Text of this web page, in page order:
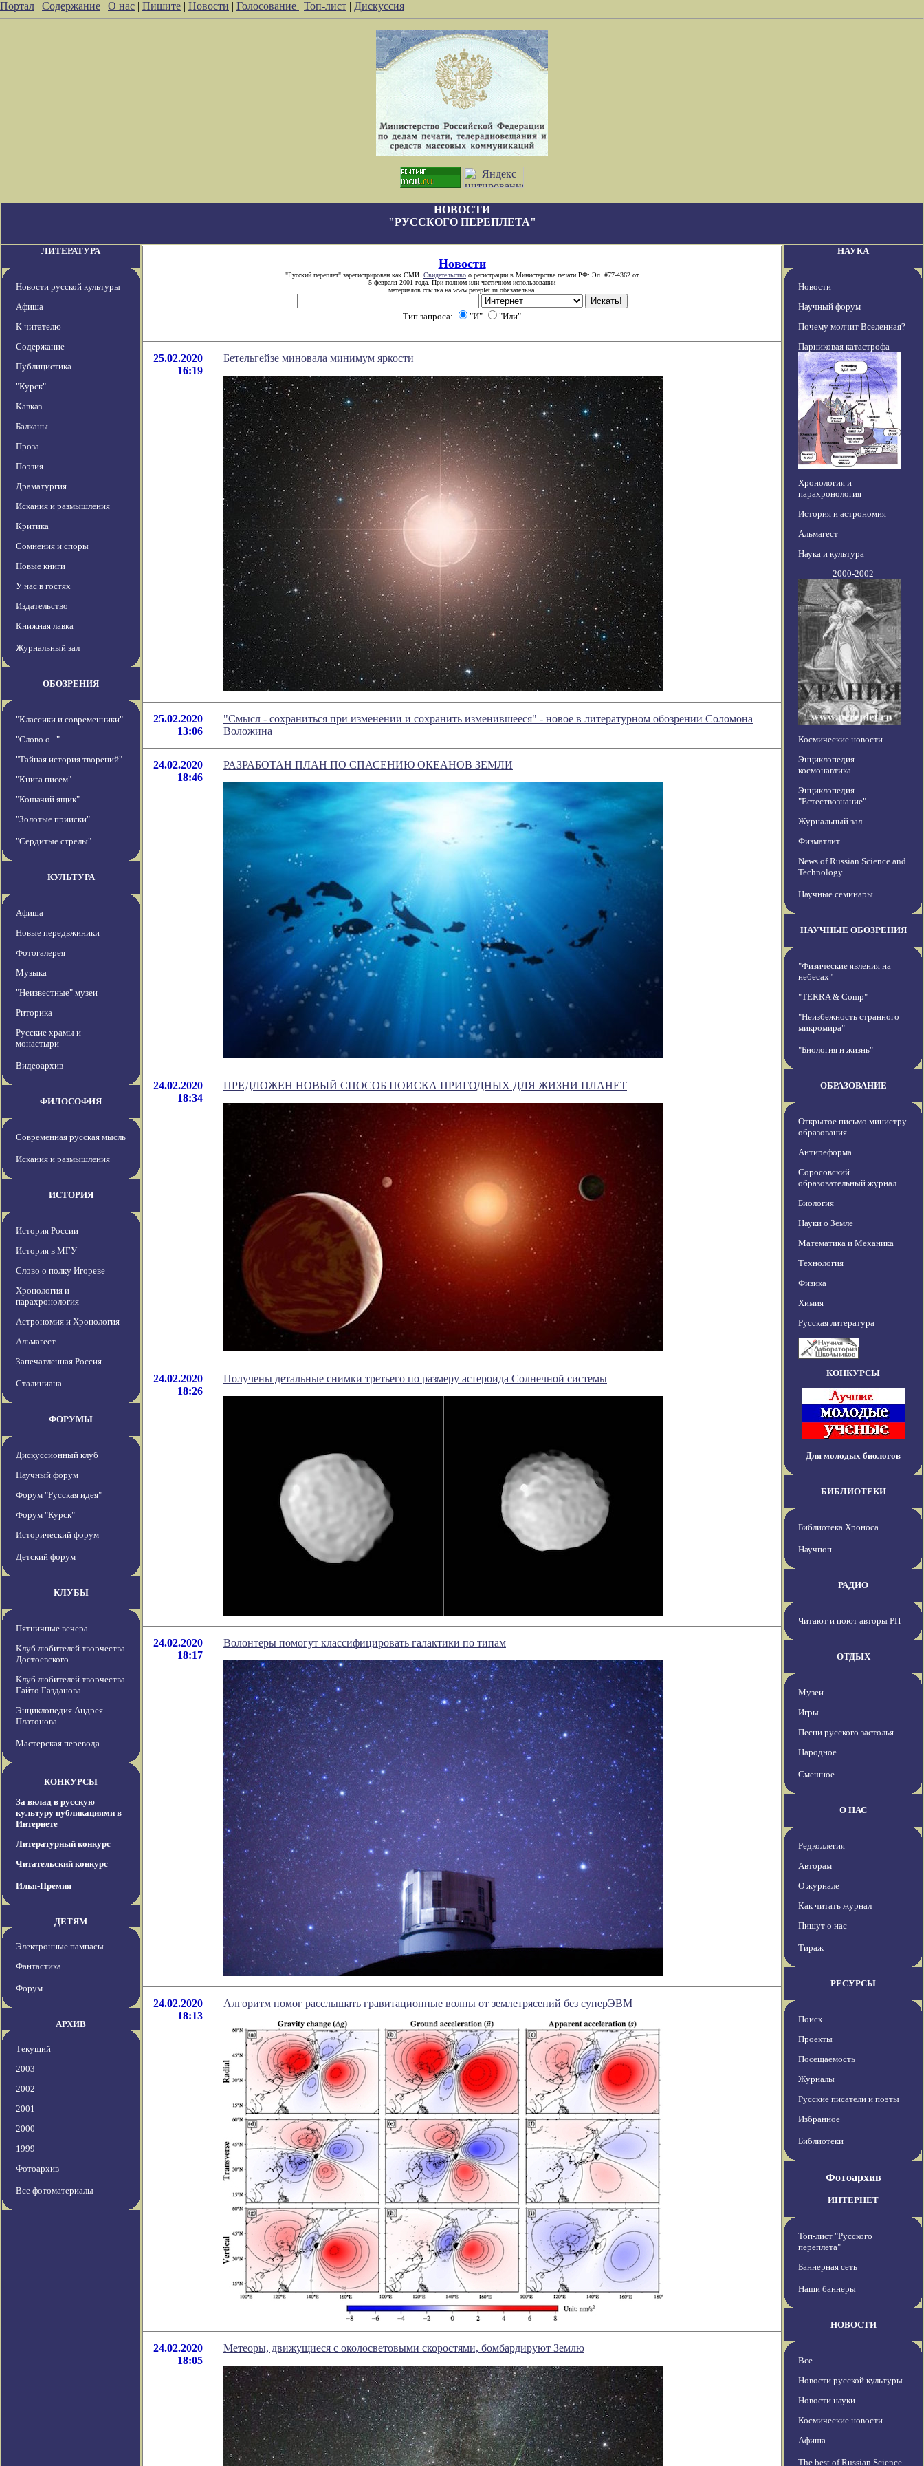
Портал | Содержание | О нас | Пишите | Новости | Голосование | Топ-лист | Дискуссия
НОВОСТИ
"РУССКОГО ПЕРЕПЛЕТА"
ЛИТЕРАТУРА
Новости русской культуры
Афиша
К читателю
Содержание
Публицистика
"Курск"
Кавказ
Балканы
Проза
Поэзия
Драматургия
Искания и размышления
Критика
Сомнения и споры
Новые книги
У нас в гостях
Издательство
Книжная лавка
Журнальный зал
ОБОЗРЕНИЯ
"Классики и современники"
"Слово о..."
"Тайная история творений"
"Книга писем"
"Кошачий ящик"
"Золотые прииски"
"Сердитые стрелы"
КУЛЬТУРА
Афиша
Новые передвжиники
Фотогалерея
Музыка
"Неизвестные" музеи
Риторика
Русские храмы и
монастыри
Видеоархив
ФИЛОСОФИЯ
Современная русская мысль
Искания и размышления
ИСТОРИЯ
История России
История в МГУ
Слово о полку Игореве
Хронология и
парахронология
Астрономия и Хронология
Альмагест
Запечатленная Россия
Сталиниана
ФОРУМЫ
Дискуссионный клуб
Научный форум
Форум "Русская идея"
Форум "Курск"
Исторический форум
Детский форум
КЛУБЫ
Пятничные вечера
Клуб любителей творчества
Достоевского
Клуб любителей творчества
Гайто Газданова
Энциклопедия Андрея
Платонова
Мастерская перевода
КОНКУРСЫ
За вклад в русскую
культуру публикациями в
Интернете
Литературный конкурс
Читательский конкурс
Илья-Премия
ДЕТЯМ
Электронные пампасы
Фантастика
Форум
АРХИВ
Текущий
2003
2002
2001
2000
1999
Фотоархив
Все фотоматериалы
Новости
"Русский переплет" зарегистрирован как СМИ. Свидетельство о регистрации в Министерстве печати РФ: Эл. #77-4362 от
5 февраля 2001 года. При полном или частичном использовании
материалов ссылка на www.pereplet.ru обязательна.
Тип запроса: "И" "Или"
25.02.2020
16:19
Бетельгейзе миновала минимум яркости
25.02.2020
13:06
"Смысл - сохраниться при изменении и сохранить изменившееся" - новое в литературном обозрении Соломона
Воложина
24.02.2020
18:46
РАЗРАБОТАН ПЛАН ПО СПАСЕНИЮ ОКЕАНОВ ЗЕМЛИ
24.02.2020
18:34
ПРЕДЛОЖЕН НОВЫЙ СПОСОБ ПОИСКА ПРИГОДНЫХ ДЛЯ ЖИЗНИ ПЛАНЕТ
24.02.2020
18:26
Получены детальные снимки третьего по размеру астероида Солнечной системы
24.02.2020
18:17
Волонтеры помогут классифицировать галактики по типам
24.02.2020
18:13
Алгоритм помог расслышать гравитационные волны от землетрясений без суперЭВМ
24.02.2020
18:05
Метеоры, движущиеся с околосветовыми скоростями, бомбардируют Землю
НАУКА
Новости
Научный форум
Почему молчит Вселенная?
Парниковая катастрофа
Хронология и
парахронология
История и астрономия
Альмагест
Наука и культура
2000-2002
Космические новости
Энциклопедия
космонавтика
Энциклопедия
"Естествознание"
Журнальный зал
Физматлит
News of Russian Science and
Technology
Научные семинары
НАУЧНЫЕ ОБОЗРЕНИЯ
"Физические явления на
небесах"
"TERRA & Comp"
"Неизбежность странного
микромира"
"Биология и жизнь"
ОБРАЗОВАНИЕ
Открытое письмо министру
образования
Антиреформа
Соросовский
образовательный журнал
Биология
Науки о Земле
Математика и Механика
Технология
Физика
Химия
Русская литература
КОНКУРСЫ
Для молодых биологов
БИБЛИОТЕКИ
Библиотека Хроноса
Научпоп
РАДИО
Читают и поют авторы РП
ОТДЫХ
Музеи
Игры
Песни русского застолья
Народное
Смешное
О НАС
Редколлегия
Авторам
О журнале
Как читать журнал
Пишут о нас
Тираж
РЕСУРСЫ
Поиск
Проекты
Посещаемость
Журналы
Русские писатели и поэты
Избранное
Библиотеки
Фотоархив
ИНТЕРНЕТ
Топ-лист "Русского
переплета"
Баннерная сеть
Наши баннеры
НОВОСТИ
Все
Новости русской культуры
Новости науки
Космические новости
Афиша
The best of Russian Science